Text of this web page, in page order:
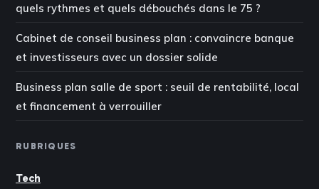
quels rythmes et quels débouchés dans le 75 ?
Cabinet de conseil business plan : convaincre banque
et investisseurs avec un dossier solide
Business plan salle de sport : seuil de rentabilité, local
et financement à verrouiller
RUBRIQUES
Tech